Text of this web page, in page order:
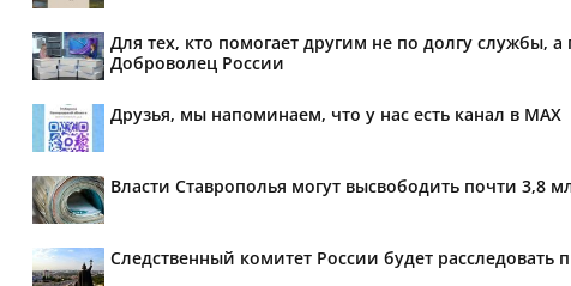
Для тех, кто помогает другим не по долгу службы,
Доброволец России
Друзья, мы напоминаем, что у нас есть канал в МАХ
Власти Ставрополья могут высвободить почти 3,8
Следственный комитет России будет